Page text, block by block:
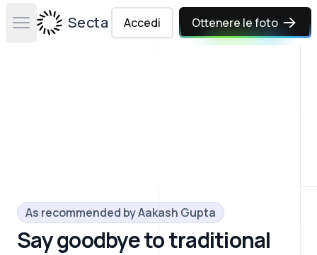
Open main menuSecta Labs
Accedi Ottenere le foto
As recommended byAakash Gupta
Say goodbye to traditional